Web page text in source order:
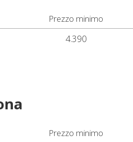
Prezzo minimo
4.390
Prezzo minimo